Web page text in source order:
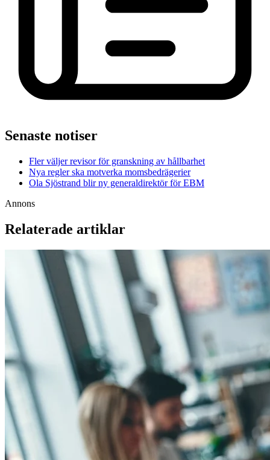
Senaste notiser
Fler väljer revisor för granskning av hållbarhet
Nya regler ska motverka momsbedrägerier
Ola Sjöstrand blir ny generaldirektör för EBM
Annons
Relaterade artiklar